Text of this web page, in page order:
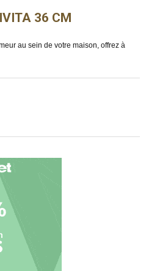
36 CM
au sein de votre maison, offrez à